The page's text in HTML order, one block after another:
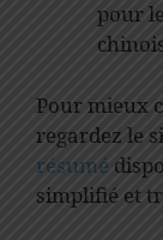
pour
Pour mieux
regardez le
résumé
simplifié et